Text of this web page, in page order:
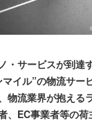
・サービスが到達
イル”の物流サー
物流業界が抱える
、EC事業者等の